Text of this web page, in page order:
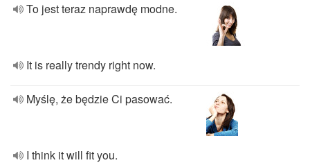
To jest teraz naprawdę modne.
It is really trendy right now.
Myślę, że będzie Ci pasować.
I think it will fit you.